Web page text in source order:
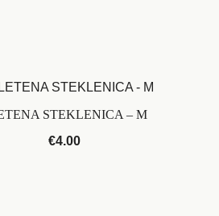
STEKLENICA – M
€4.00